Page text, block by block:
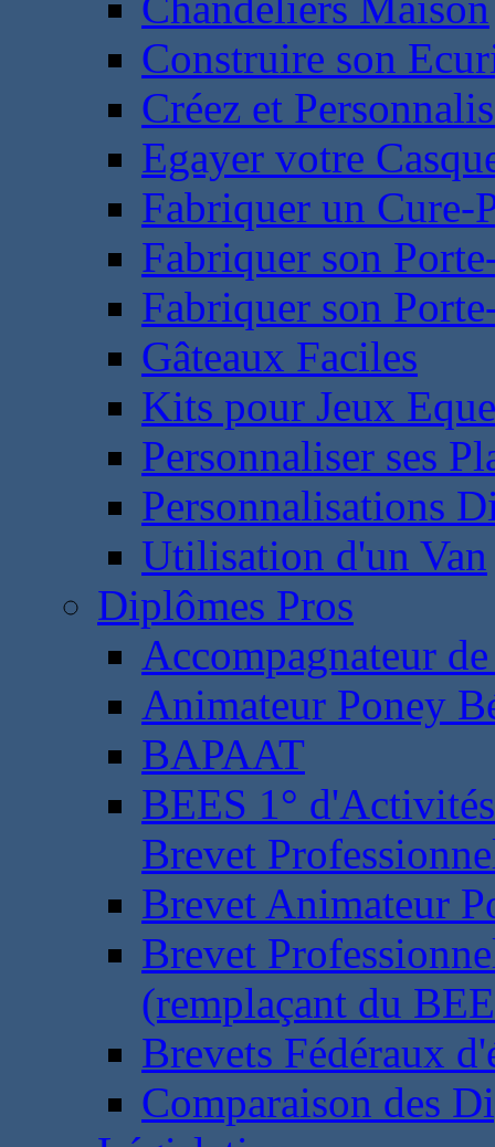
Construire son
Créez et
Egayer votre
Fabriquer un Cure-
Fabriquer son
Fabriquer son
Gâteaux Faciles
Kits pour Jeux
Personnaliser ses
Personnalisations
Utilisation d'un Van
Diplômes Pros
Accompagnateur
Animateur Poney
BAPAAT
BEES 1°
Brevet
Brevet Animateur
Brevet
(remplaçant du
Brevets Fédéraux
Comparaison des